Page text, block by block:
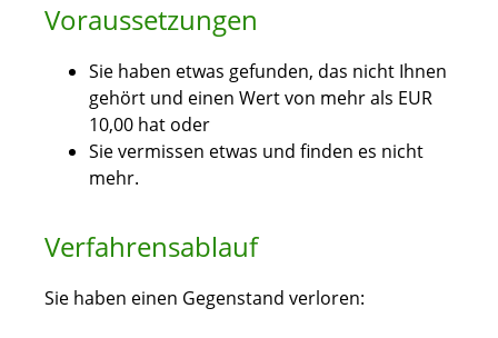
Voraussetzungen
Sie haben etwas gefunden, das nicht Ihnen
gehört und einen Wert von mehr als EUR
10,00 hat oder
Sie vermissen etwas und finden es nicht
mehr.
Verfahrensablauf
Sie haben einen Gegenstand verloren: